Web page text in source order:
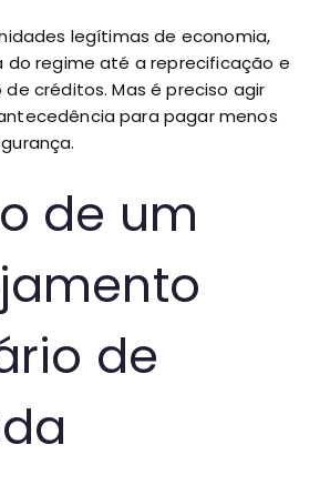
legítimas de economia,
do regime até a reprecificação e
créditos. Mas é preciso agir
para pagar menos
de um
de